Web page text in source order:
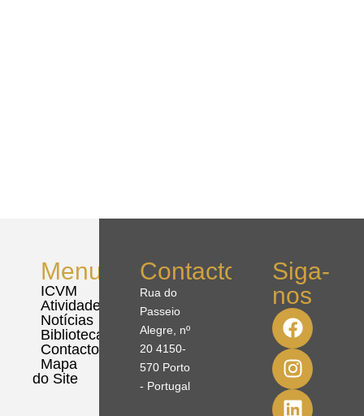
Menu
ICVM
Atividades
Notícias
Biblioteca
Contactos
Mapa
do Site
Contactos
Rua do
Passeio
Alegre, nº
20 4150-
570 Porto
- Portugal
Siga-
nos